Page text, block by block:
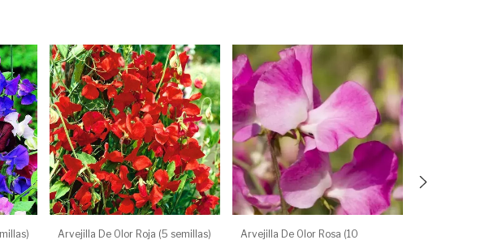
Arvejilla De Olor Roja (5 semillas)
Arvejilla De Olor Rosa (10